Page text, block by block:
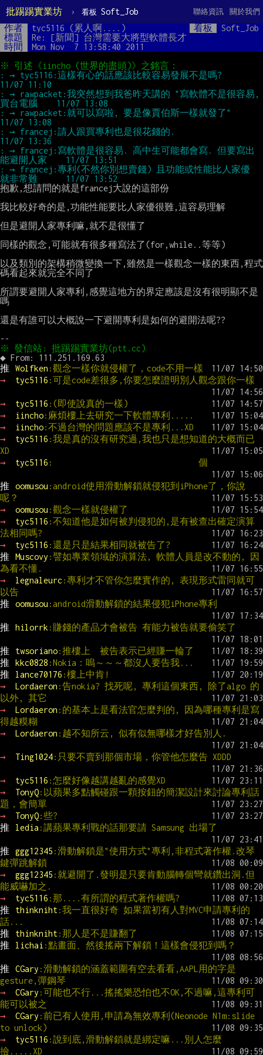
批踢踢實業坊 › 看板 Soft_Job 關於我們
聯絡資訊
作者 tyc5116 (累人啊....) 看板
Soft_Job
標題
Re: [新聞] 台灣需要大將型軟體長才
時間
Mon Nov  7 13:58:40 2011
: → tyc5116:這樣有心的話應該比較容易發展不是嗎?
: → rawpacket:我突然想到我爸昨天講的 "寫軟體不是很容易,
: → rawpacket:就可以寫啦, 要是像賈伯斯一樣就發了"
: → francej:請人跟買專利也是很花錢的.
: → francej:寫軟體是很容易. 高中生可能都會寫. 但要寫出
: → francej:專利(不然你別想賣錢) 且功能或性能比人家優
抱歉,想請問的就是francej大說的這部份
我比較好奇的是,功能性能要比人家優很難,這容易理解
但是避開人家專利嘛,就不是很懂了
同樣的觀念,可能就有很多種寫法了(for,while..等等)
以及類別的架構稍微變換一下,雖然是一樣觀念一樣的東西,程式
碼看起來就完全不同了
所謂要避開人家專利,感覺這地方的界定應該是沒有很明顯不是
嗎
還是有誰可以大概說一下避開專利是如何的避開法呢??
推
Wolfken :觀念一樣你就侵權了，code不用一樣
→
tyc5116 :可是code差很多,你要怎麼證明別人觀念跟你一樣
→ tyc5116 :(即使說真的一樣)
→
iincho:麻煩樓上去研究一下軟體專利.....
→
iincho:不過台灣的問題應該不是專利...XD
→
tyc5116 :我是真的沒有研究過,我也只是想知道的大概而已
XD
→
tyc5116 :                               個
推 oomusou :android使用滑動解鎖就侵犯到iPhone了，你說
呢？
→
oomusou :觀念一樣就侵權了
→
tyc5116 :不知道他是如何被判侵犯的,是有被查出確定演算
法相同嗎?
→
tyc5116 :還是只是結果相同就被告了?
推
Muscovy :譬如專業領域的演算法, 軟體人員是改不動的, 因
為看不懂.
→
legnaleurc :專利才不管你怎麼實作的, 表現形式雷同就可
以告
推
oomusou :android滑動解鎖的結果侵犯iPhone專利
推 hilorrk :賺錢的產品才會被告 有能力被告就要偷笑了
推 twsoriano:推樓上  被告表示已經賺一輪了
推
kkc0828 :Nokia：嗚～～～都沒人要告我...
推
lance70176 :樓上中肯!
→
Lordaeron :告nokia? 找死呢, 專利這個東西, 除了algo 的
以外, 其它
→
Lordaeron :的基本上是看法官怎麼判的, 因為哪種專利是寫
得越糢糊
→
Lordaeron :越不知所云, 似有似無哪樣才好告別人.
→ Ting1024:只要不賣到那個市場，你管他怎麼告 XDDD
→ tyc5116 :怎麼好像越講越亂的感覺XD
→
TonyQ:以蘋果多點觸碰跟一顆按鈕的簡潔設計來討論專利話
題，會簡單
→
TonyQ:些?
推
ledia :講蘋果專利戰的話那要請 Samsung 出場了
推 ggg12345 :滑動解鎖是"使用方式"專利,非程式著作權.改琴
鍵彈跳解鎖
→
ggg12345 :就避開了.發明是只要肯動腦轉個彎就鑽出洞.但
能威嚇加之.
→
tyc5116 :那....有所謂的程式著作權嗎?
推
thinkniht:我一直很好奇 如果當初有人對MVC申請專利的
話...
推
thinkniht:那人是不是賺翻了
推
lichai :點畫面、然後搖兩下解鎖！這樣會侵犯到嗎？
推 CGary :滑動解鎖的涵蓋範圍有空去看看,AAPL用的字是
gesture,彈鋼琴
→
CGary :可能也不行...搖搖樂恐怕也不OK,不過嘛,這專利可
能可以被之
→
CGary :前已有人使用,申請為無效專利(Neonode N1m:slide
to unlock)
→
tyc5116 :說到底,滑動解鎖就是綁定嘛...別人怎麼
撿.....XD